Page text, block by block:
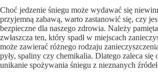
Choć jedzenie śniegu może wydawać się
przyjemną zabawą, warto zastanowić się, czy
bezpieczne dla naszego zdrowia. Należy
zwłaszcza ten, który spadł w miejscach
może zawierać różnego rodzaju
pyły, spaliny czy chemikalia. Dlatego zaleca się
unikanie spożywania śniegu z nieznanych